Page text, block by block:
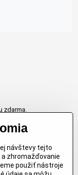
zdarma.
kvality v každom
návštevy tejto
zhromažďovanie
použiť nástroje